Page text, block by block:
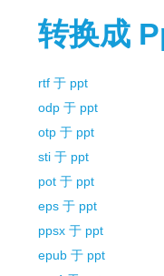
转换成
rtf 于 ppt
odp 于 ppt
otp 于 ppt
sti 于 ppt
pot 于 ppt
eps 于 ppt
ppsx 于 ppt
epub 于 ppt